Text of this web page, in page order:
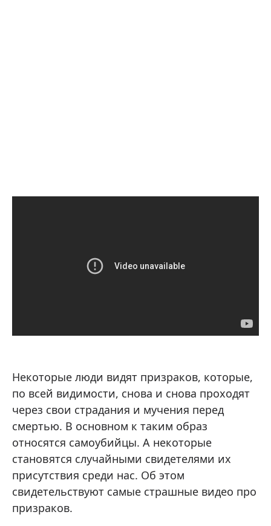
Некоторые люди видят призраков, которые,
по всей видимости, снова и снова проходят
через свои страдания и мучения перед
смертью. В основном к таким образ
относятся самоубийцы. А некоторые
становятся случайными свидетелями их
присутствия среди нас. Об этом
свидетельствуют самые страшные видео про
призраков.